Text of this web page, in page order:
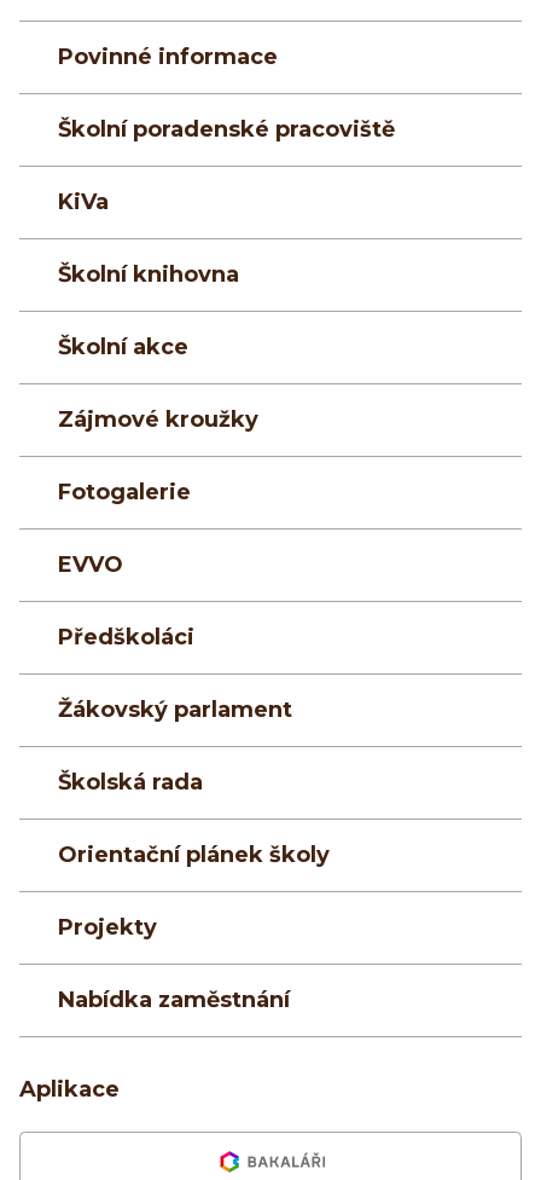
Povinné informace
Školní poradenské pracoviště
KiVa
Školní knihovna
Školní akce
Zájmové kroužky
Fotogalerie
EVVO
Předškoláci
Žákovský parlament
Školská rada
Orientační plánek školy
Projekty
Nabídka zaměstnání
Aplikace